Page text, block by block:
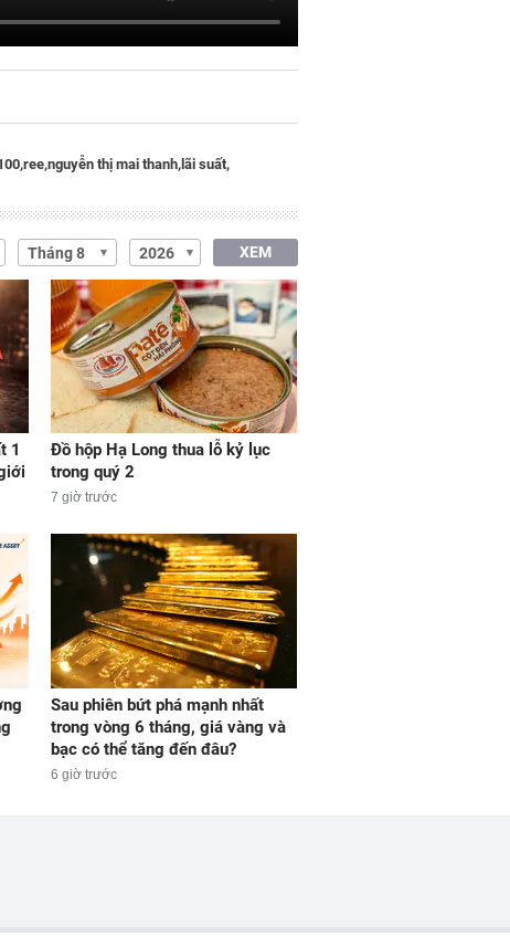
ree,nguyễn thị mai thanh, lãi suất,
XEM
1
Đồ hộp Hạ Long thua lỗ kỷ lục
trong quý 2
7 giờ trước
Sau phiên bứt phá mạnh nhất
trong vòng 6 tháng, giá vàng và
bạc có thể tăng đến đâu?
6 giờ trước